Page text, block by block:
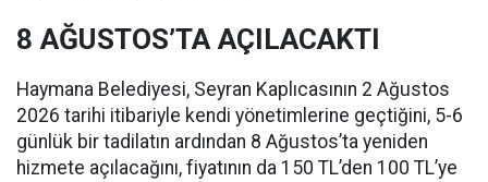
8 AĞUSTOS’TA AÇILACAKTI
Haymana Belediyesi, Seyran Kaplıcasının 2 Ağustos
2026 tarihi itibariyle kendi yönetimlerine geçtiğini, 5-6
günlük bir tadilatın ardından 8 Ağustos’ta yeniden
hizmete açılacağını, fiyatının da 150 TL’den 100 TL’ye